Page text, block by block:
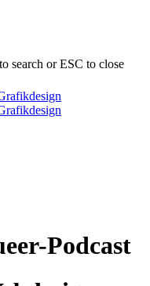
search or ESC to close
Podcast